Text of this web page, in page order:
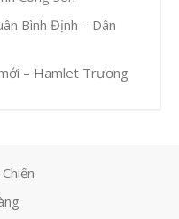
Bình Định – Dân
– Hamlet Trương